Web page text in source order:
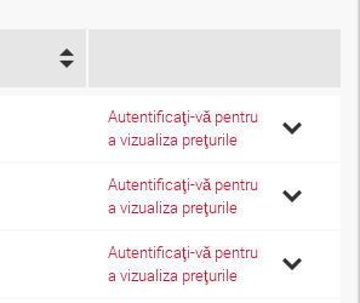
Autentificaţi-vă pentru
a vizualiza preţurile
Autentificaţi-vă pentru
a vizualiza preţurile
Autentificaţi-vă pentru
a vizualiza preţurile